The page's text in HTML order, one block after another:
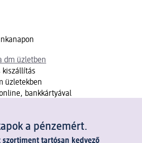
dm üzletben
kiszállítás
üzletekben
bankkártyával
a pénzemért.
szortiment tartósan kedvező